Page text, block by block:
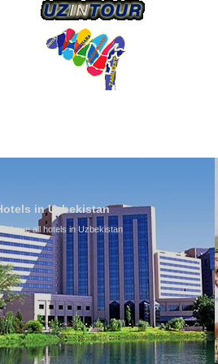
Culture of Uzbekistan
By nature Uzbeks prefer a
is why migration and
any influence on